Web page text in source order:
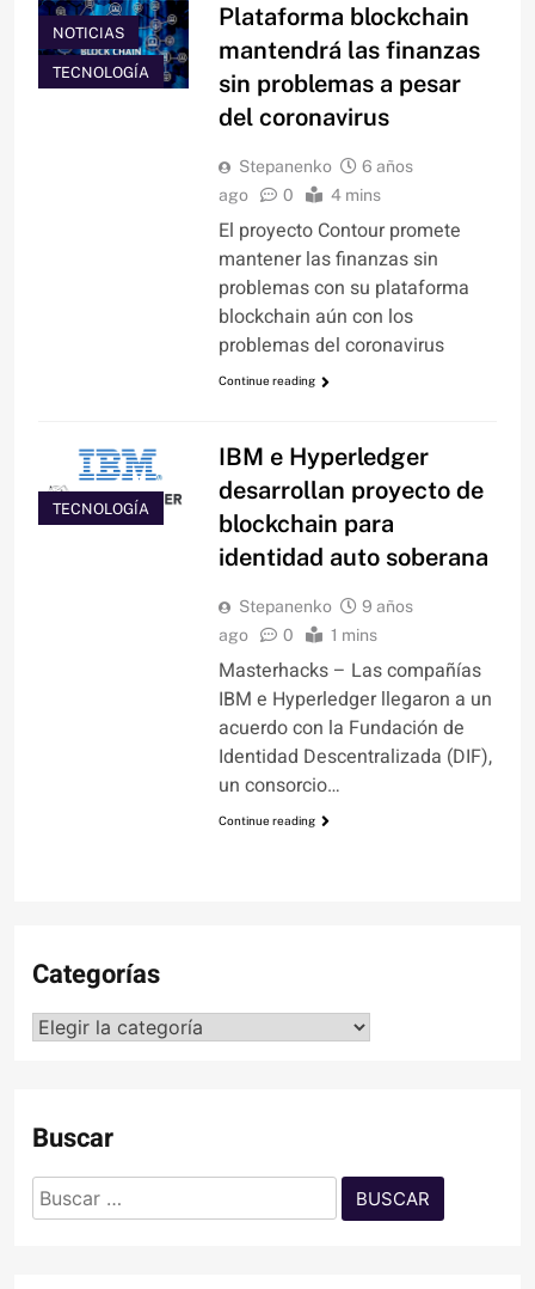
NOTICIAS
TECNOLOGÍA
Plataforma blockchain
mantendrá las finanzas
sin problemas a pesar
del coronavirus
Stepanenko
6 años
ago
0 4 mins
El proyecto Contour promete
mantener las finanzas sin
problemas con su plataforma
blockchain aún con los
problemas del coronavirus
Continue reading
TECNOLOGÍA
IBM e Hyperledger
desarrollan proyecto de
blockchain para
identidad auto soberana
Stepanenko
9 años
ago
0 1 mins
Masterhacks – Las compañías
IBM e Hyperledger llegaron a un
acuerdo con la Fundación de
Identidad Descentralizada (DIF),
un consorcio…
Continue reading
Categorías
Categorías
Buscar
Buscar: